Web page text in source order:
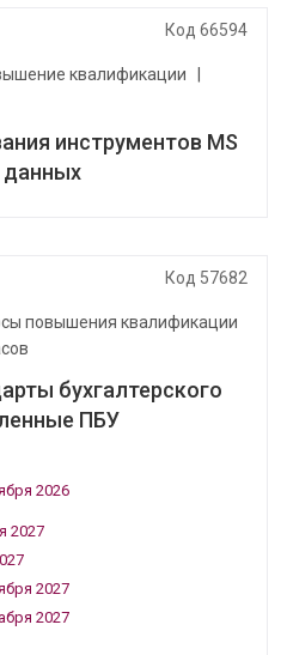
Код 66594
квалификации
инструментов MS
данных
Код 57682
повышения квалификации
бухгалтерского
ПБУ
2026
2027
2027
2027